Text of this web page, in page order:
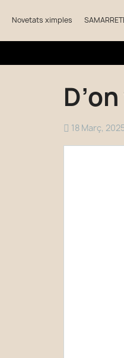
Novetats ximples
18 Març,